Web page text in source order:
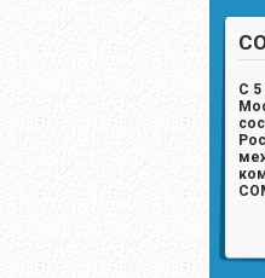
С 5